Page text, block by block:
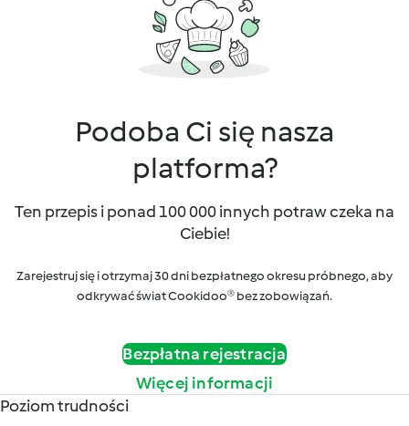
Podoba Ci się nasza
platforma?
Ten przepis i ponad 100 000 innych potraw czeka na
Ciebie!
Zarejestruj się i otrzymaj 30 dni bezpłatnego okresu próbnego, aby
odkrywać świat Cookidoo® bez zobowiązań.
Bezpłatna rejestracja
Więcej informacji
Poziom trudności